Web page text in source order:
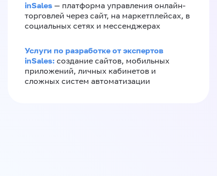
inSales — платформа управления онлайн-
торговлей через сайт, на маркетплейсах, в
социальных сетях и мессенджерах
Услуги по разработке от экспертов
inSales: создание сайтов, мобильных
приложений, личных кабинетов и
сложных систем автоматизации